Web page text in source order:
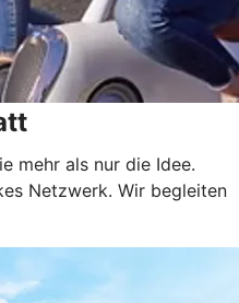
mehr als nur die Idee.
Netzwerk. Wir begleiten